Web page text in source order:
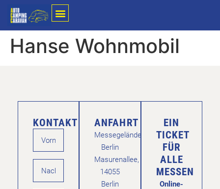
Hanse Wohnmobil
KONTAKT ANFAHRT
Messegelände
Berlin
Masurenallee,
14055
Berlin
EIN
TICKET
FÜR
ALLE
MESSEN
Online-